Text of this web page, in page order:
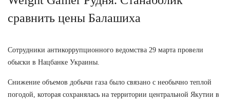
сравнить цены Балашиха
Сотрудники антикоррупционного ведомства 29 марта провели
обыски в Нацбанке Украины.
Снижение объемов добычи газа было связано с необычно теплой
погодой, которая сохранялась на территории центральной Якутии в